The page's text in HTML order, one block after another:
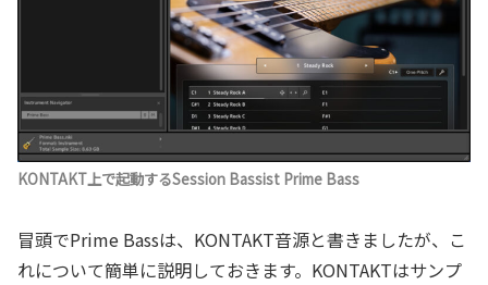
KONTAKT上で起動するSession Bassist Prime Bass
冒頭でPrime Bassは、KONTAKT音源と書きましたが、こ
れについて簡単に説明しておきます。KONTAKTはサンプ